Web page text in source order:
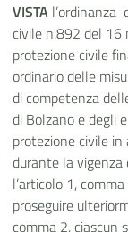
VISTA l’ordinanza
civile n.892 del 16
protezione civile
ordinario delle
di competenza
di Bolzano e degli
protezione civile
durante la vigenza
l’articolo 1,
proseguire
comma 2, ciascun